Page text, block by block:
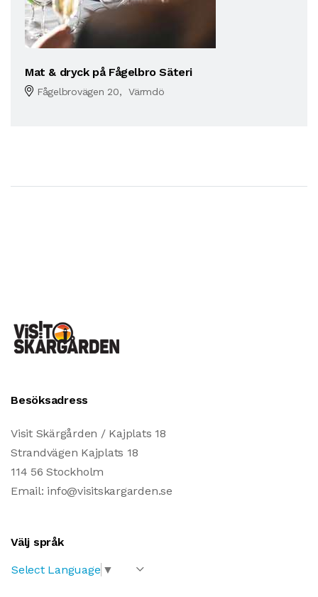
Mat & dryck på Fågelbro Säteri
Fågelbrovägen 20, Värmdö
Besöksadress
Visit Skärgården / Kajplats 18
Strandvägen Kajplats 18
114 56 Stockholm
Email: info@visitskargarden.se
Välj språk
Select Language ▼